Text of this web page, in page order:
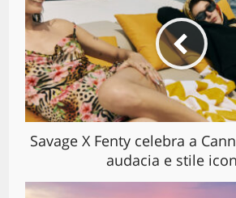
Savage X Fenty celebra a
audacia e stile